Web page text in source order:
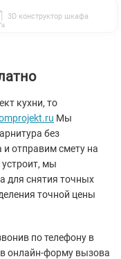
3D конструктор шкафа
кухни, то
Мы
без
и отправим смету на
мы
для снятия точных
точной цены
по телефону в
онлайн-форму вызова